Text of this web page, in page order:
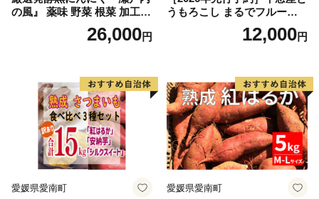
の風』 薬味 野菜 根菜 加工食
26,000円
うもろこし まるでフルー
ツ！最高糖度25度超え 生で
甘い、茹でて美味い！ 黄色
野菜
12,000円
愛媛県愛南町 愛媛県愛南町